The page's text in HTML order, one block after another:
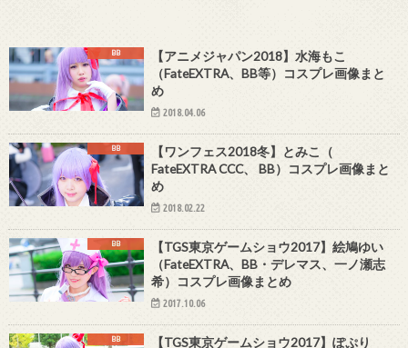
BB
【アニメジャパン2018】水海もこ
（FateEXTRA、BB等）コスプレ画像まと
め
2018.04.06
BB
【ワンフェス2018冬】とみこ（
FateEXTRA CCC、 BB）コスプレ画像まと
め
2018.02.22
BB
【TGS東京ゲームショウ2017】絵鳩ゆい
（FateEXTRA、BB・デレマス、一ノ瀬志
希）コスプレ画像まとめ
2017.10.06
BB
【TGS東京ゲームショウ2017】ぽぷり